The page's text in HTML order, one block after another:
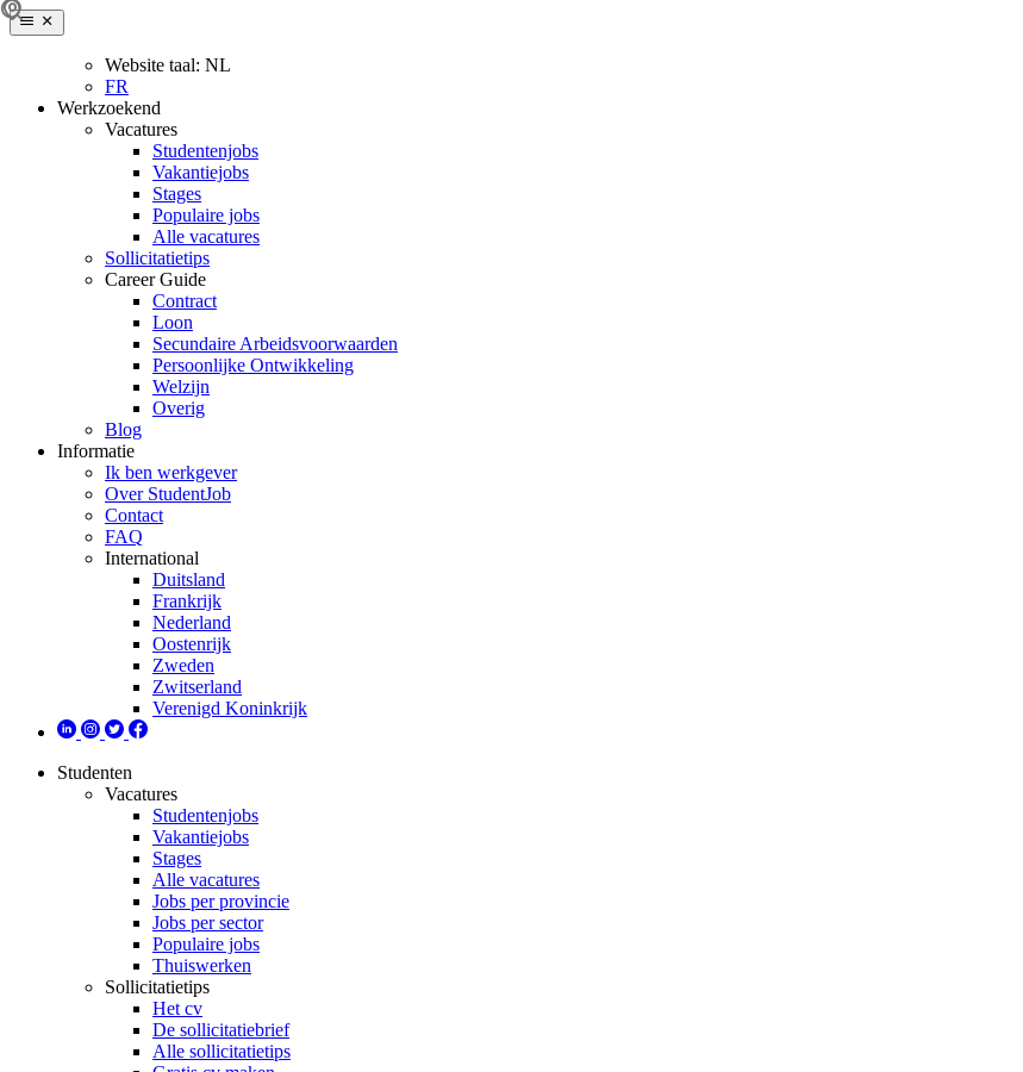
Website taal: NL
FR
Werkzoekend
Vacatures
Studentenjobs
Vakantiejobs
Stages
Populaire jobs
Alle vacatures
Sollicitatietips
Career Guide
Contract
Loon
Secundaire Arbeidsvoorwaarden
Persoonlijke Ontwikkeling
Welzijn
Overig
Blog
Informatie
Ik ben werkgever
Over StudentJob
Contact
FAQ
International
Duitsland
Frankrijk
Nederland
Oostenrijk
Zweden
Zwitserland
Verenigd Koninkrijk
Studenten
Vacatures
Studentenjobs
Vakantiejobs
Stages
Alle vacatures
Jobs per provincie
Jobs per sector
Populaire jobs
Thuiswerken
Sollicitatietips
Het cv
De sollicitatiebrief
Alle sollicitatietips